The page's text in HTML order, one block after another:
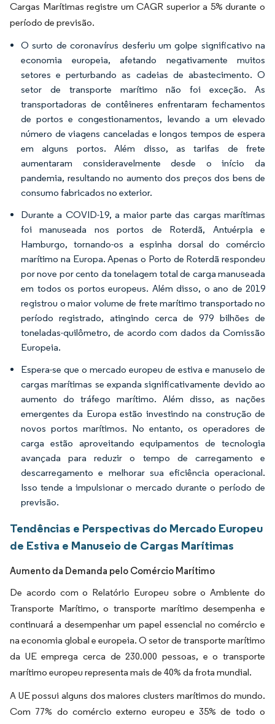
Cargas Marítimas registre um CAGR superior a 5% durante o
período de previsão.
O surto de coronavírus desferiu um golpe significativo na
economia europeia, afetando negativamente muitos
setores e perturbando as cadeias de abastecimento. O
setor de transporte marítimo não foi exceção. As
transportadoras de contêineres enfrentaram fechamentos
de portos e congestionamentos, levando a um elevado
número de viagens canceladas e longos tempos de espera
em alguns portos. Além disso, as tarifas de frete
aumentaram consideravelmente desde o início da
pandemia, resultando no aumento dos preços dos bens de
consumo fabricados no exterior.
Durante a COVID-19, a maior parte das cargas marítimas
foi manuseada nos portos de Roterdã, Antuérpia e
Hamburgo, tornando-os a espinha dorsal do comércio
marítimo na Europa. Apenas o Porto de Roterdã respondeu
por nove por cento da tonelagem total de carga manuseada
em todos os portos europeus. Além disso, o ano de 2019
registrou o maior volume de frete marítimo transportado no
período registrado, atingindo cerca de 979 bilhões de
toneladas-quilômetro, de acordo com dados da Comissão
Europeia.
Espera-se que o mercado europeu de estiva e manuseio de
cargas marítimas se expanda significativamente devido ao
aumento do tráfego marítimo. Além disso, as nações
emergentes da Europa estão investindo na construção de
novos portos marítimos. No entanto, os operadores de
carga estão aproveitando equipamentos de tecnologia
avançada para reduzir o tempo de carregamento e
descarregamento e melhorar sua eficiência operacional.
Isso tende a impulsionar o mercado durante o período de
previsão.
Tendências e Perspectivas do Mercado Europeu
de Estiva e Manuseio de Cargas Marítimas
Aumento da Demanda pelo Comércio Marítimo
De acordo com o Relatório Europeu sobre o Ambiente do
Transporte Marítimo, o transporte marítimo desempenha e
continuará a desempenhar um papel essencial no comércio e
na economia global e europeia. O setor de transporte marítimo
da UE emprega cerca de 230.000 pessoas, e o transporte
marítimo europeu representa mais de 40% da frota mundial.
A UE possui alguns dos maiores clusters marítimos do mundo.
Com 77% do comércio externo europeu e 35% de todo o